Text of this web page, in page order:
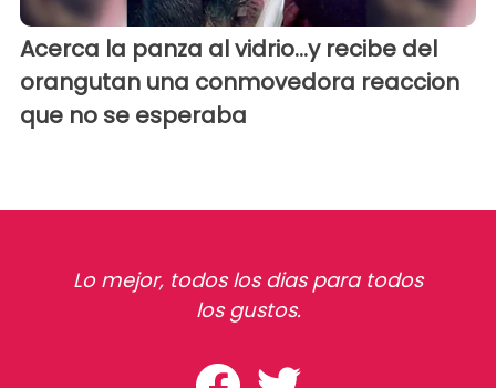
Acerca la panza al vidrio...y recibe del
orangutan una conmovedora reaccion
que no se esperaba
Lo mejor, todos los dias para todos
los gustos.